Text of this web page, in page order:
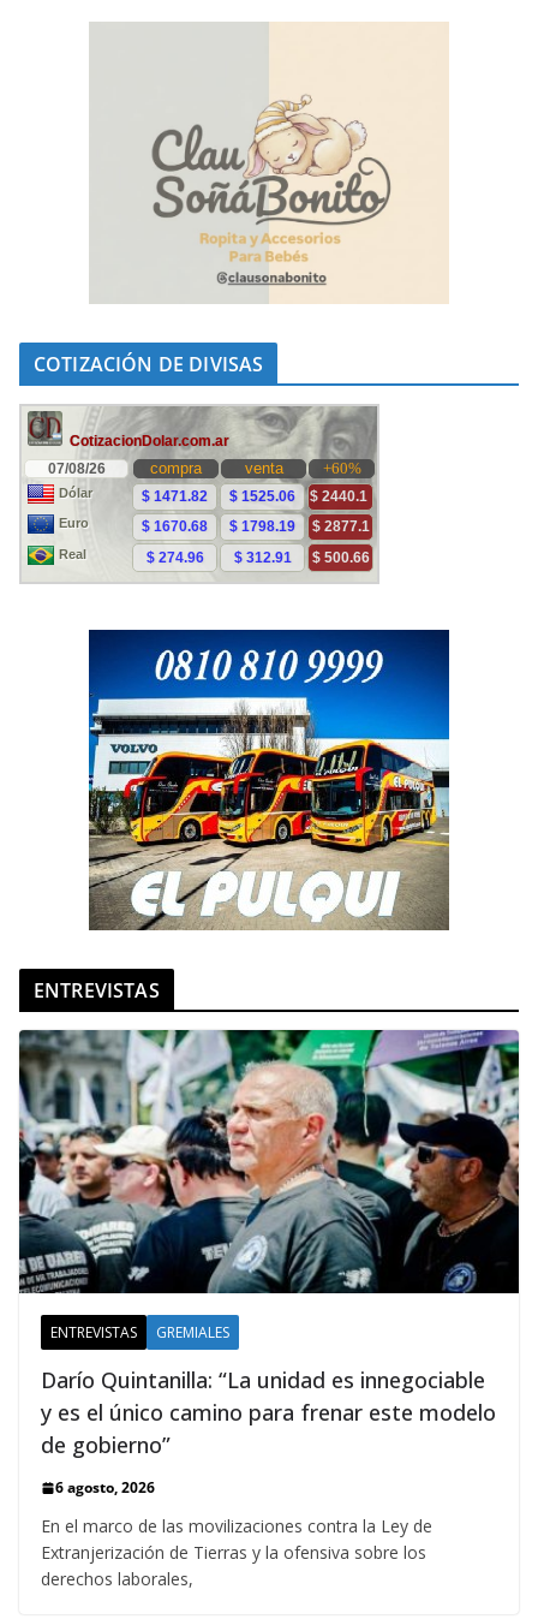
COTIZACIÓN DE DIVISAS
ENTREVISTAS
ENTREVISTAS GREMIALES
Darío Quintanilla: “La unidad es innegociable
y es el único camino para frenar este modelo
de gobierno”
6 agosto, 2026
En el marco de las movilizaciones contra la Ley de
Extranjerización de Tierras y la ofensiva sobre los
derechos laborales,